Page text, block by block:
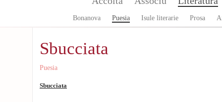
Bonanova Puesia Isule literarie Prosa
Sbucciata
Puesia
Sbucciata